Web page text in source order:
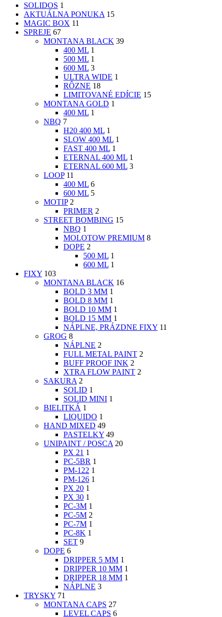
SOLIDOS 1
AKTUÁLNA PONUKA 15
MAGIC BOX 11
SPREJE 67
MONTANA BLACK 39
400 ML 1
500 ML 1
600 ML 3
ULTRA WIDE 1
RÔZNE 18
LIMITOVANÉ EDÍCIE 15
MONTANA GOLD 1
400 ML 1
NBQ 7
H20 400 ML 1
SLOW 400 ML 1
FAST 400 ML 1
ETERNAL 400 ML 1
ETERNAL 600 ML 3
LOOP 11
400 ML 6
600 ML 5
MOTIP 2
PRIMER 2
STREET BOMBING 15
NBQ 1
MOLOTOW PREMIUM 8
DOPE 2
500 ML 1
600 ML 1
FIXY 103
MONTANA BLACK 16
BOLD 3 MM 1
BOLD 8 MM 1
BOLD 10 MM 1
BOLD 15 MM 1
NÁPLNE, PRÁZDNE FIXY 11
GROG 8
NÁPLNE 2
FULL METAL PAINT 2
BUFF PROOF INK 2
XTRA FLOW PAINT 2
SAKURA 2
SOLID 1
SOLID MINI 1
BIELITKÁ 1
LIQUIDO 1
HAND MIXED 49
PASTELKY 49
UNIPAINT / POSCA 20
PX 21 1
PC-5BR 1
PM-122 1
PM-126 1
PX 20 1
PX 30 1
PC-3M 1
PC-5M 2
PC-7M 1
PC-8K 1
SET 9
DOPE 6
DRIPPER 5 MM 1
DRIPPER 10 MM 1
DRIPPER 18 MM 1
NÁPLNE 3
TRYSKY 71
MONTANA CAPS 27
LEVEL CAPS 6